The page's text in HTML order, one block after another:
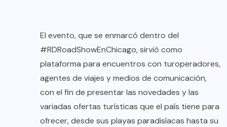
El evento, que se enmarcó dentro del
#RDRoadShowEnChicago, sirvió como
plataforma para encuentros con turoperadores,
agentes de viajes y medios de comunicación,
con el fin de presentar las novedades y las
variadas ofertas turísticas que el país tiene para
ofrecer, desde sus playas paradisíacas hasta su